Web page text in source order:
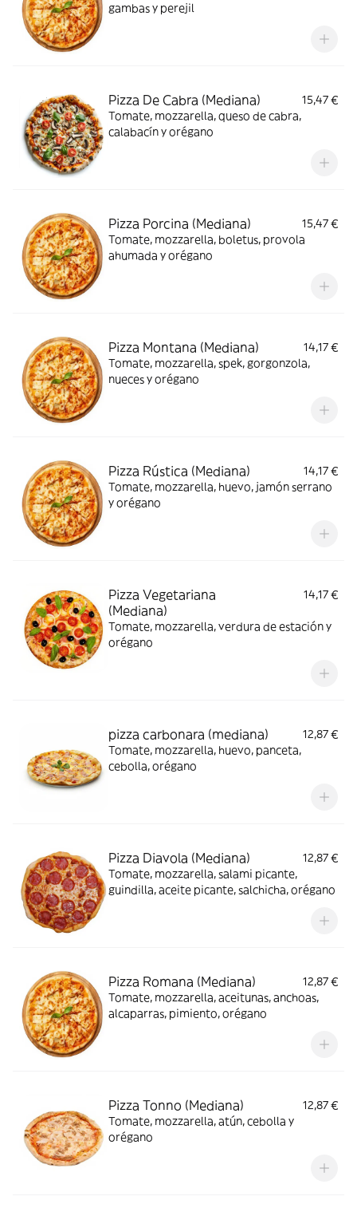
gambas y perejil
Pizza De Cabra (Mediana)
15,47 €
Tomate, mozzarella, queso de cabra,
calabacín y orégano
Pizza Porcina (Mediana)
15,47 €
Tomate, mozzarella, boletus, provola
ahumada y orégano
Pizza Montana (Mediana)
14,17 €
Tomate, mozzarella, spek, gorgonzola,
nueces y orégano
Pizza Rústica (Mediana)
14,17 €
Tomate, mozzarella, huevo, jamón serrano
y orégano
Pizza Vegetariana
(Mediana)
14,17 €
Tomate, mozzarella, verdura de estación y
orégano
pizza carbonara (mediana)
12,87 €
Tomate, mozzarella, huevo, panceta,
cebolla, orégano
Pizza Diavola (Mediana)
12,87 €
Tomate, mozzarella, salami picante,
guindilla, aceite picante, salchicha, orégano
Pizza Romana (Mediana)
12,87 €
Tomate, mozzarella, aceitunas, anchoas,
alcaparras, pimiento, orégano
Pizza Tonno (Mediana)
12,87 €
Tomate, mozzarella, atún, cebolla y
orégano